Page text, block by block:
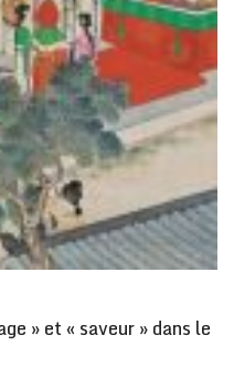
» et « saveur » dans le